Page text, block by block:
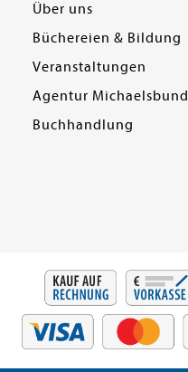
Über uns
Büchereien & Bildung
Veranstaltungen
Agentur Michaelsbund
Buchhandlung